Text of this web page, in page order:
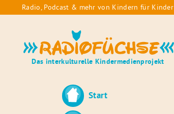
to
Radio, Podcast & mehr von Kindern für Kinder
Das interkulturelle Kindermedienprojekt
Start